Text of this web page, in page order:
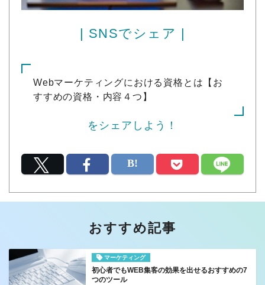
| SNSでシェア |
Webマーケティングにおける資格とは【お
すすめの資格・内容４つ】
をシェアしよう！
おすすめ記事
マーケティング
初心者でもWEB集客の効果を出せるおすすめの7
つのツール